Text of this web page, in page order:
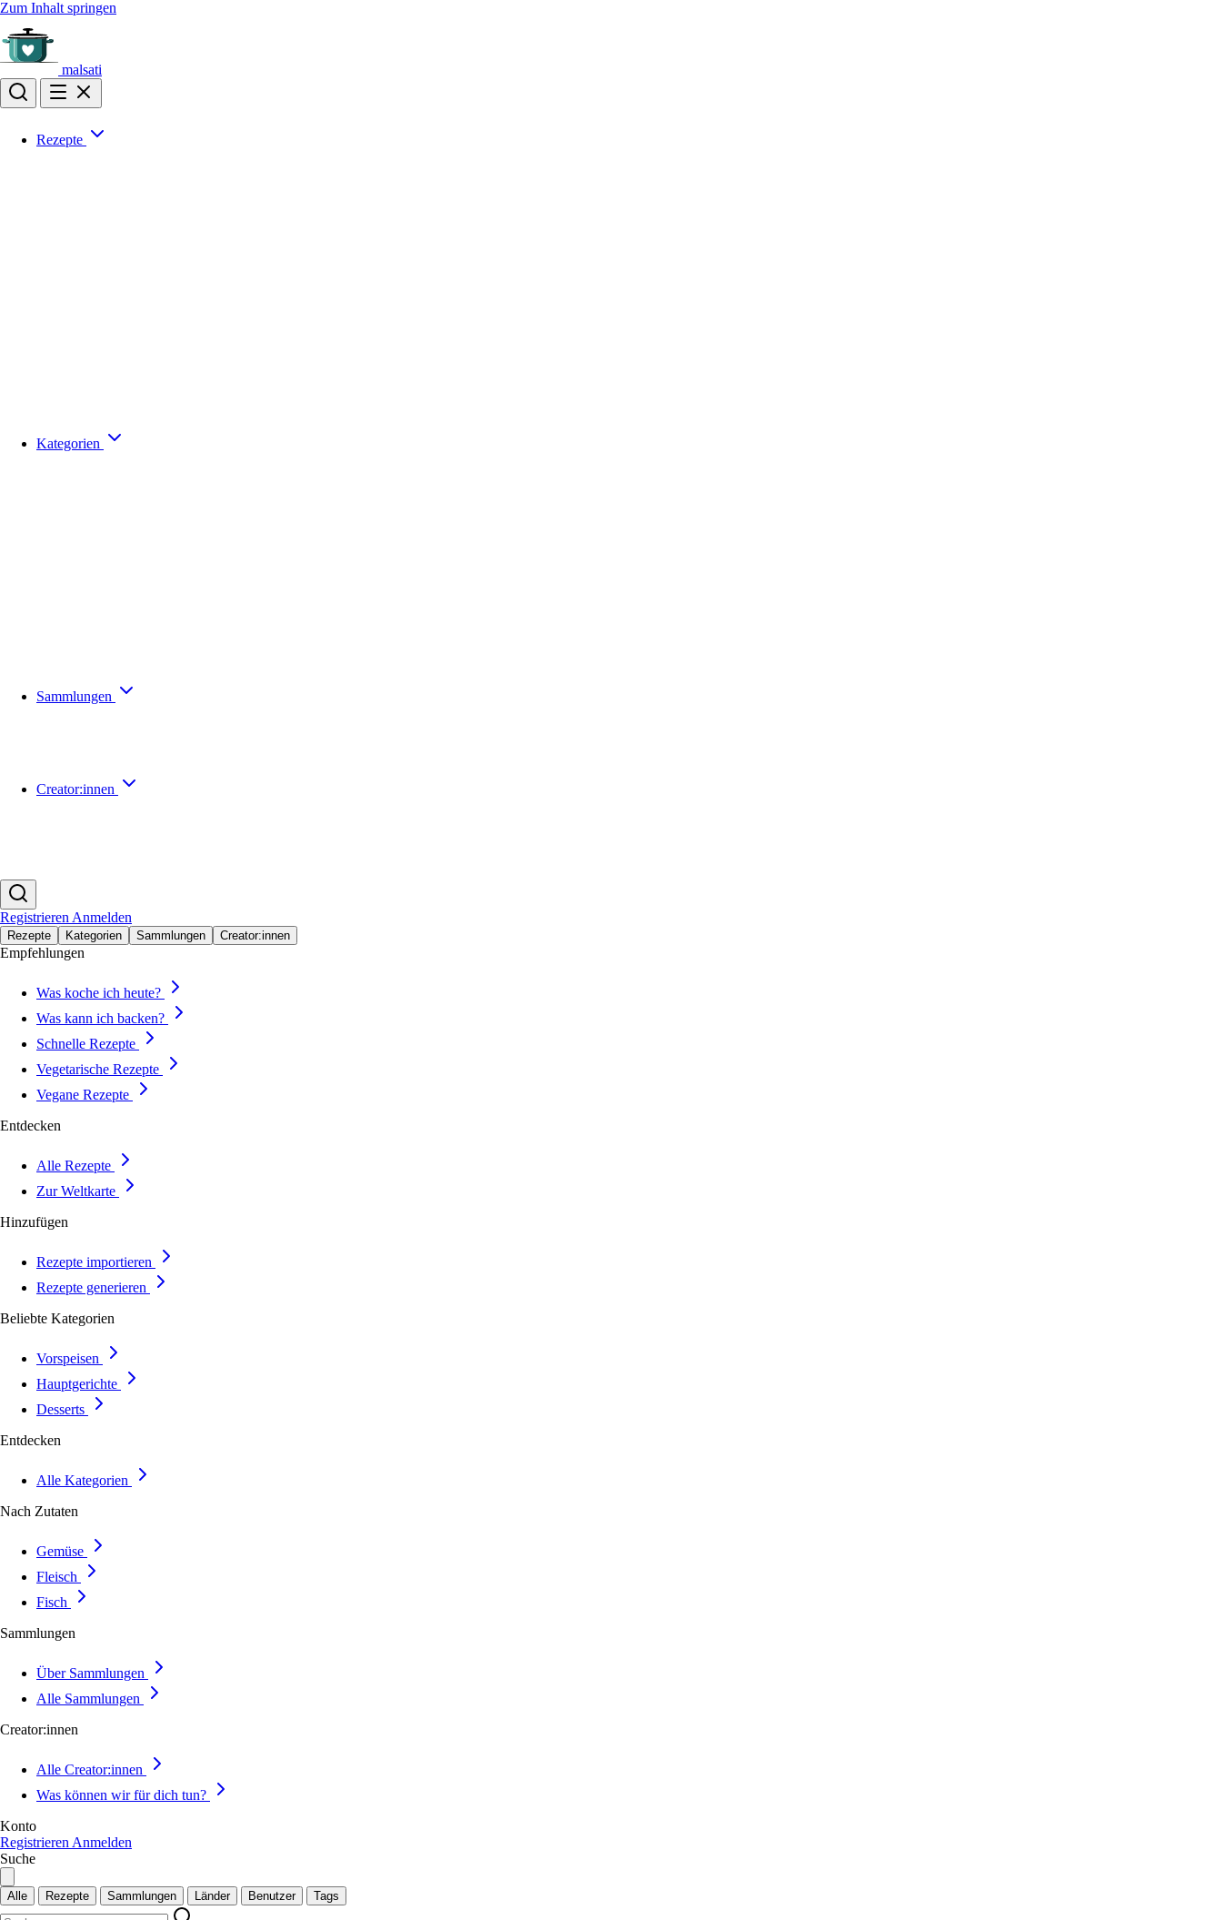
Zum Inhalt springen
malsati
Rezepte
Kategorien
Sammlungen
Creator:innen
Registrieren Anmelden
Rezepte Kategorien Sammlungen Creator:innen
Empfehlungen
Was koche ich heute?
Was kann ich backen?
Schnelle Rezepte
Vegetarische Rezepte
Vegane Rezepte
Entdecken
Alle Rezepte
Zur Weltkarte
Hinzufügen
Rezepte importieren
Rezepte generieren
Beliebte Kategorien
Vorspeisen
Hauptgerichte
Desserts
Entdecken
Alle Kategorien
Nach Zutaten
Gemüse
Fleisch
Fisch
Sammlungen
Über Sammlungen
Alle Sammlungen
Creator:innen
Alle Creator:innen
Was können wir für dich tun?
Konto
Registrieren Anmelden
Suche
Alle Rezepte Sammlungen Länder Benutzer Tags